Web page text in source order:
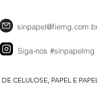
Siga-nos #sinpapelmg
CELULOSE, PAPEL E